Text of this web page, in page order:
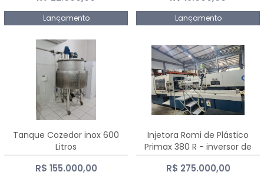
Lançamento Lançamento
Tanque Cozedor inox 600
Litros
R$ 155.000,00
Injetora Romi de Plástico
Primax 380 R - inversor de
frequência NR 12 - 2008
R$ 275.000,00